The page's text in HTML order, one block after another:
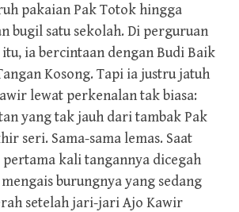
pakaian Pak Totok hingga
bugil satu sekolah. Di perguruan
ia bercintaan dengan Budi Baik
Kosong. Tapi ia justru jatuh
lewat perkenalan tak biasa:
yang tak jauh dari tambak Pak
seri. Sama-sama lemas. Saat
kali tangannya dicegah
burungnya yang sedang
setelah jari-jari Ajo Kawir